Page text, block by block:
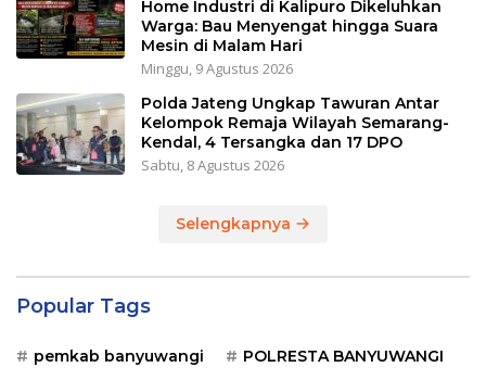
Home Industri di Kalipuro Dikeluhkan
Warga: Bau Menyengat hingga Suara
Mesin di Malam Hari
Minggu, 9 Agustus 2026
Polda Jateng Ungkap Tawuran Antar
Kelompok Remaja Wilayah Semarang-
Kendal, 4 Tersangka dan 17 DPO
Sabtu, 8 Agustus 2026
Selengkapnya
Popular Tags
pemkab banyuwangi POLRESTA BANYUWANGI